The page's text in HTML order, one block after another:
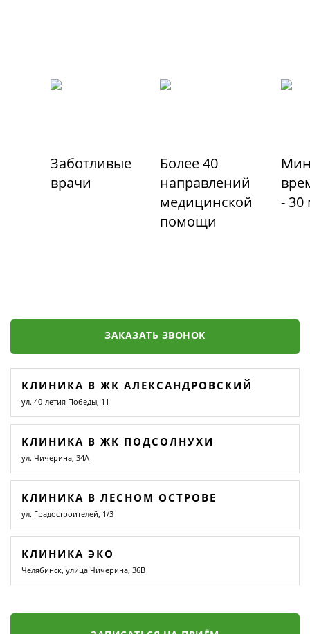
Заботливые
врачи
Более 40
направлений
медицинской
помощи
- 30
ЗАКАЗАТЬ ЗВОНОК
КЛИНИКА В ЖК АЛЕКСАНДРОВСКИЙ
ул. 40-летия Победы, 11
КЛИНИКА В ЖК ПОДСОЛНУХИ
ул. Чичерина, 34А
КЛИНИКА В ЛЕСНОМ ОСТРОВЕ
ул. Градостроителей, 1/3
КЛИНИКА ЭКО
Челябинск, улица Чичерина, 36В